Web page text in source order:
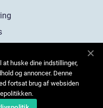
huske dine indstillinger,
og annoncer. Denne
fortsat brug af websiden